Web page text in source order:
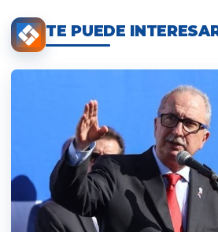
TE PUEDE